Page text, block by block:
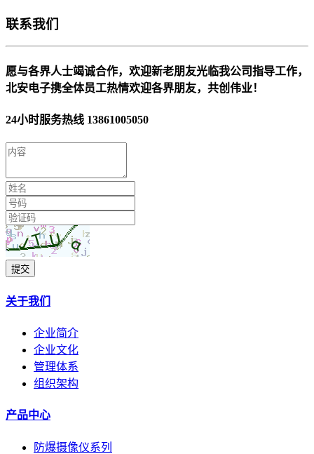
联系我们
愿与各界人士竭诚合作，欢迎新老朋友光临我公司指导工作，
北安电子携全体员工热情欢迎各界朋友，共创伟业！
24小时服务热线 13861005050
提交
关于我们
企业简介
企业文化
管理体系
组织架构
产品中心
防爆摄像仪系列